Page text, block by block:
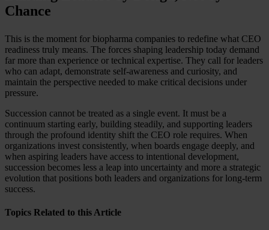
Chance
This is the moment for biopharma companies to redefine what CEO
readiness truly means. The forces shaping leadership today demand
far more than experience or technical expertise. They call for leaders
who can adapt, demonstrate self-awareness and curiosity, and
maintain the perspective needed to make critical decisions under
pressure.
Succession cannot be treated as a single event. It must be a
continuum starting early, building steadily, and supporting leaders
through the profound identity shift the CEO role requires. When
organizations invest consistently, when boards engage deeply, and
when aspiring leaders have access to intentional development,
succession becomes less a leap into uncertainty and more a strategic
evolution that positions both leaders and organizations for long-term
success.
Topics Related to this Article